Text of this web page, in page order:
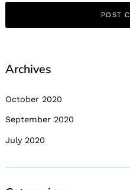
Archives
October 2020
September 2020
July 2020